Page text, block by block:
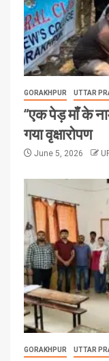
GORAKHPUR UTTAR
“एक पेड़ माँ के
गया वृक्षारोपण
June 5, 2026
GORAKHPUR UTTAR